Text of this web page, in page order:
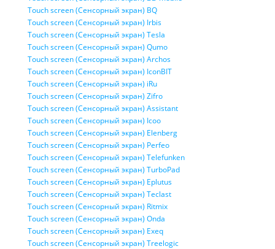
Touch screen (Сенсорный экран) BQ
Touch screen (Сенсорный экран) Irbis
Touch screen (Сенсорный экран) Tesla
Touch screen (Сенсорный экран) Qumo
Touch screen (Сенсорный экран) Archos
Touch screen (Сенсорный экран) IconBIT
Touch screen (Сенсорный экран) iRu
Touch screen (Сенсорный экран) Zifro
Touch screen (Сенсорный экран) Assistant
Touch screen (Сенсорный экран) Icoo
Touch screen (Сенсорный экран) Elenberg
Touch screen (Сенсорный экран) Perfeo
Touch screen (Сенсорный экран) Telefunken
Touch screen (Сенсорный экран) TurboPad
Touch screen (Сенсорный экран) Eplutus
Touch screen (Сенсорный экран) Teclast
Touch screen (Сенсорный экран) Ritmix
Touch screen (Сенсорный экран) Onda
Touch screen (Сенсорный экран) Exeq
Touch screen (Сенсорный экран) Treelogic